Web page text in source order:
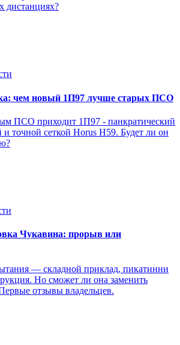
дистанциях?
чем новый 1П97 лучше старых ПСО
ПСО приходит 1П97 - панкратический
и точной сеткой Horus H59. Будет ли он
Чукавина: прорыв или
— складной приклад, пикатинни
Но сможет ли она заменить
отзывы владельцев.